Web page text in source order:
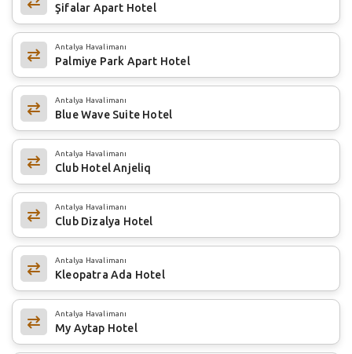
Şifalar Apart Hotel
Antalya Havalimanı
Palmiye Park Apart Hotel
Antalya Havalimanı
Blue Wave Suite Hotel
Antalya Havalimanı
Club Hotel Anjeliq
Antalya Havalimanı
Club Dizalya Hotel
Antalya Havalimanı
Kleopatra Ada Hotel
Antalya Havalimanı
My Aytap Hotel